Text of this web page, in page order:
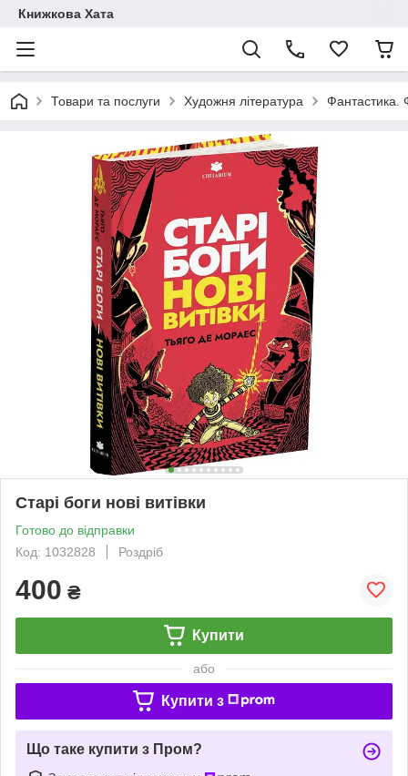
Книжкова Хата
Товари та послуги Художня література Фантастика.
Старі боги нові витівки
Готово до відправки
Код: 1032828
Роздріб
400 ₴
Купити
або
Купити з
Що таке купити з Пром?